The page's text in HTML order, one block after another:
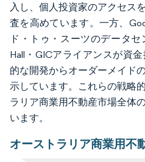
入し、個人投資家のアクセス
査を高めています。一方、
ド・トゥ・スーツのデータ
Hall・GICアライアンスが資
的な開発からオーダーメイド
示しています。これらの戦略
ラリア商業用不動産市場全体
います。
オーストラリア商業用不